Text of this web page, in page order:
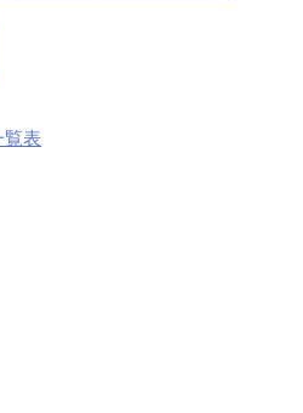
覧表